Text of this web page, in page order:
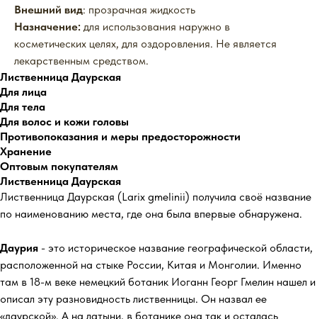
Внешний вид: прозрачная жидкость
Назначение: для использования наружно в
косметических целях, для оздоровления. Не является
лекарственным средством.
Лиственница Даурская
Для лица
Для тела
Для волос и кожи головы
Противопоказания и меры предосторожности
Хранение
Оптовым покупателям
Лиственница Даурская
Лиственница Даурская (Larix gmelinii) получила своё название
по наименованию места, где она была впервые обнаружена.
Даурия - это историческое название географической области,
расположенной на стыке России, Китая и Монголии. Именно
там в 18-м веке немецкий ботаник Иоганн Георг Гмелин нашел и
описал эту разновидность лиственницы. Он назвал ее
«даурской». А на латыни, в ботанике она так и осталась